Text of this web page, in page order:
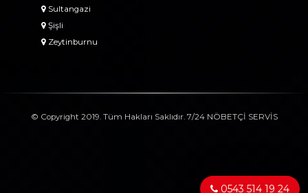
Sultangazi
Şişli
Zeytinburnu
© Copyright 2019. Tüm Hakları Saklıdır. 7/24 NÖBETÇİ SERVİS
0543 514 19 24